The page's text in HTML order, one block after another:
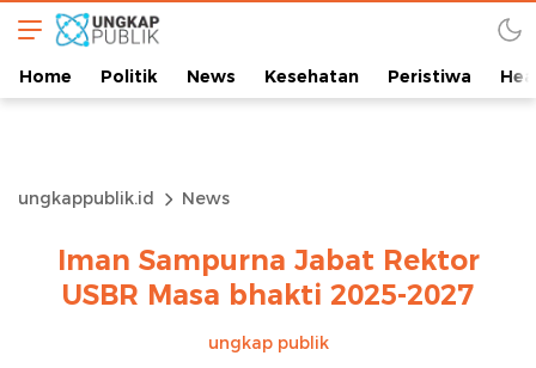
Home Politik News Kesehatan Peristiwa
ungkappublik.id News
Iman Sampurna Jabat Rektor
USBR Masa bhakti 2025-2027
ungkap publik